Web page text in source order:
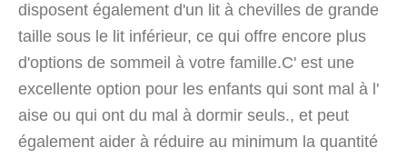
disposent également d'un lit à chevilles de grande
taille sous le lit inférieur, ce qui offre encore plus
d'options de sommeil à votre famille.C' est une
excellente option pour les enfants qui sont mal à l'
aise ou qui ont du mal à dormir seuls., et peut
également aider à réduire au minimum la quantité